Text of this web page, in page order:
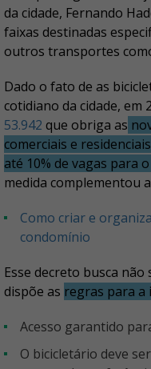
da cidade, Fernando
faixas destinadas
outros transportes
Dado o fato de as
cotidiano da cidade, em
53.942 que obriga as
comerciais e
até 10% de vagas para
medida complementou
Como criar e organizar um bicicletário no seu
condomínio
Esse decreto busca
dispõe as regras para a
Acesso garantido
O bicicletário deve ser instalado em um espaço de fácil